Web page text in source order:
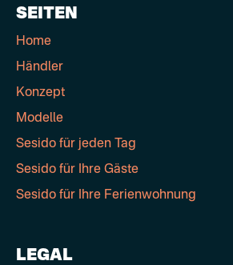
SEITEN
Home
Händler
Konzept
Modelle
Sesido für jeden Tag
Sesido für Ihre Gäste
Sesido für Ihre Ferienwohnung
LEGAL